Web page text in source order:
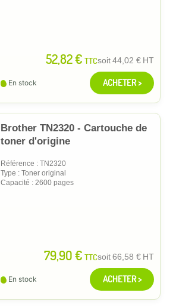
52,82 € TTCsoit44,02 € HT
En stock ACHETER >
Brother TN2320 - Cartouche de
toner d'origine
Référence : TN2320
Type : Toner original
Capacité : 2600 pages
79,90 € TTCsoit66,58 € HT
En stock ACHETER >